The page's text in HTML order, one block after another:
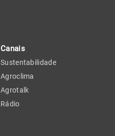
Canais
Sustentabilidade
Agroclima
Agrotalk
Rádio